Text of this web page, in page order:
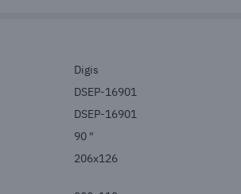
Digis
DSEP-16901
DSEP-16901
90 "
206x126